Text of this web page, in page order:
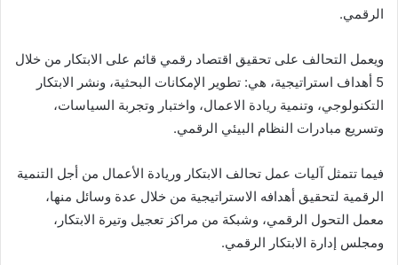
الرقمي.
ويعمل التحالف على تحقيق اقتصاد رقمي قائم على الابتكار من خلال
5 أهداف استراتيجية، هي: تطوير الإمكانات البحثية، ونشر الابتكار
التكنولوجي، وتنمية ريادة الاعمال، واختبار وتجربة السياسات،
وتسريع مبادرات النظام البيئي الرقمي.
فيما تتمثل آليات عمل تحالف الابتكار وريادة الأعمال من أجل التنمية
الرقمية لتحقيق أهدافه الاستراتيجية من خلال عدة وسائل منها،
معمل التحول الرقمي، وشبكة من مراكز تعجيل وتيرة الابتكار،
ومجلس إدارة الابتكار الرقمي.